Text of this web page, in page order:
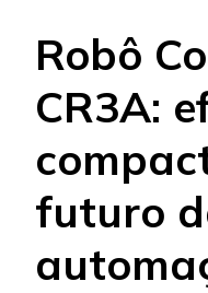
Robô
CR3A:
futuro